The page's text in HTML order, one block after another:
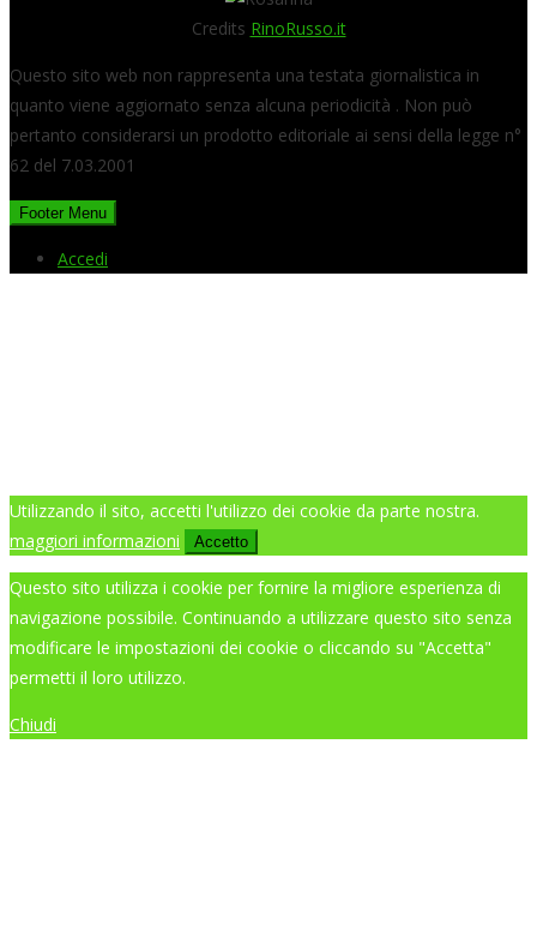
Credits RinoRusso.it
Questo sito web non rappresenta una testata giornalistica in
quanto viene aggiornato senza alcuna periodicità . Non può
pertanto considerarsi un prodotto editoriale ai sensi della legge n°
62 del 7.03.2001
Footer Menu
Accedi
Utilizzando il sito, accetti l'utilizzo dei cookie da parte nostra.
maggiori informazioni
Accetto
Questo sito utilizza i cookie per fornire la migliore esperienza di
navigazione possibile. Continuando a utilizzare questo sito senza
modificare le impostazioni dei cookie o cliccando su "Accetta"
permetti il loro utilizzo.
Chiudi